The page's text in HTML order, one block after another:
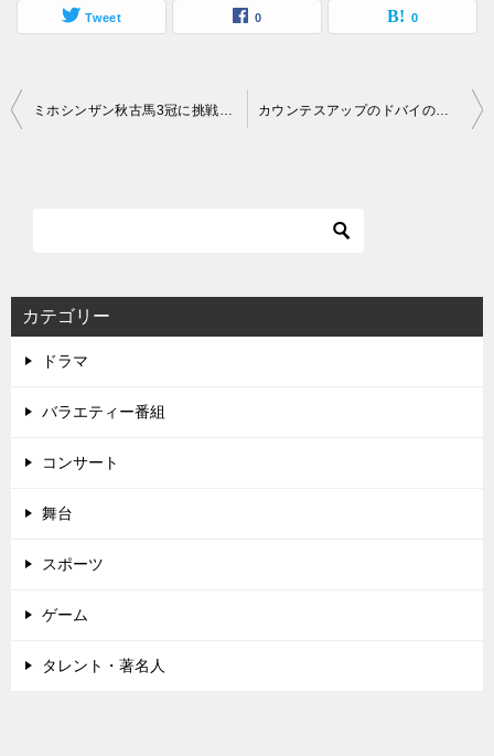
Tweet 0 0
投
シ
ョ
ミホシンザン秋古馬3冠に挑戦！引継なしプレイ・1986年終盤 カウンテスアップのドバイの結果は？引継なしプレイ・1987年序盤
カテゴリー
ドラマ
バラエティー番組
コンサート
舞台
スポーツ
ゲーム
タレント・著名人